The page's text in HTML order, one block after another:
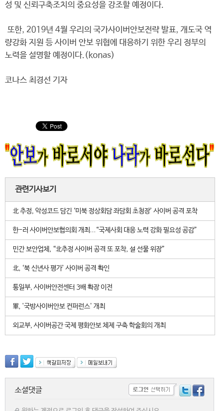
성 및 신뢰구축조치의 중요성을 강조할 예정이다.
또한, 2019년 4월 우리의 국가사이버안보전략 발표, 개도국 역
량강화 지원 등 사이버 안보 위협에 대응하기 위한 우리 정부의
노력을 설명할 예정이다.(konas)
코나스 최경선 기자
관련기사보기
北 추정, 악성코드 담긴 ‘미북 정상회담 좌담회 초청장’ 사이버 공격 포착
한-러 사이버안보협의회 개최...“국제사회 대응 노력 강화 필요성 공감”
민간 보안업체, “北추정 사이버 공격 또 포착, 설 선물 위장”
北, ‘북 신년사 평가’ 사이버 공격 확인
통일부, 사이버안전센터 3배 확장 이전
軍, '국방사이버안보 컨퍼런스' 개최
외교부, 사이버공간 국제 평화안보 체제 구축 학술회의 개최
소셜댓글